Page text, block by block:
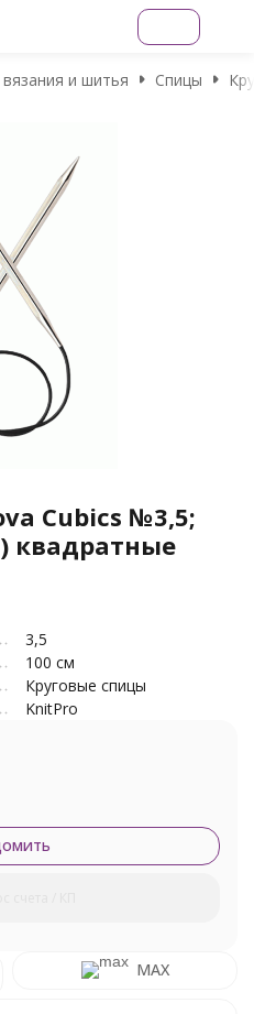
и шитья Спицы
Cubics №3,5;
квадратные
3,5
100 см
Круговые спицы
KnitPro
MAX